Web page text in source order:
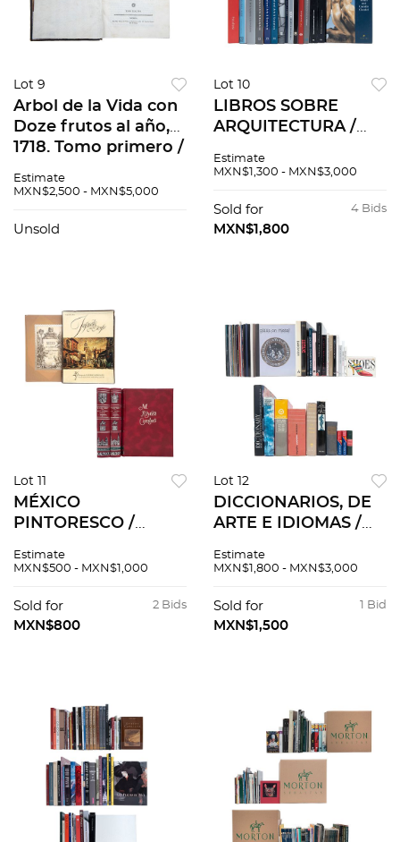
Lot 9
Arbol de la Vida con
Doze frutos al año,
1718. Tomo primero /
Canonica, Tomus
Estimate
MXN$2,500 - MXN$5,000
Unsold
Lot 10
LIBROS SOBRE
ARQUITECTURA /
Diccionario de
mexicanos del siglo
XX. Tomos I-II.
Estimate
MXN$1,300 - MXN$3,000
4 Bids
Sold for
MXN$1,800
Lot 11
MÉXICO
PINTORESCO /
TIEMPO / MÉXICO Y
Pzs 5
Estimate
MXN$500 - MXN$1,000
2 Bids
Sold for
MXN$800
Lot 12
DICCIONARIOS, DE
ARTE E IDIOMAS /
SOBRE
PORCELANA,
CRISTALERÍA,
Estimate
MXN$1,800 - MXN$3,000
1 Bid
Sold for
MXN$1,500